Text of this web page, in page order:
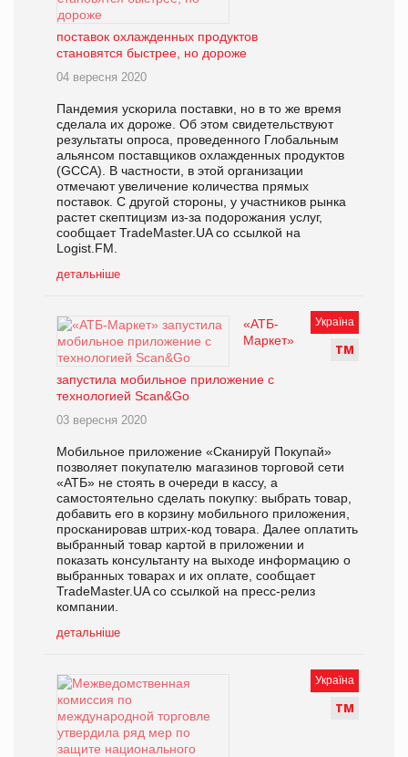
поставок охлажденных продуктов
становятся быстрее, но дороже
04 вересня 2020
Пандемия ускорила поставки, но в то же время
сделала их дороже. Об этом свидетельствуют
результаты опроса, проведенного Глобальным
альянсом поставщиков охлажденных продуктов
(GCCA). В частности, в этой организации
отмечают увеличение количества прямых
поставок. С другой стороны, у участников рынка
растет скептицизм из-за подорожания услуг,
сообщает TradeMaster.UA со ссылкой на
Logist.FM.
детальніше
Україна
ТМ
«АТБ-
Маркет»
запустила мобильное приложение с
технологией Scan&Go
03 вересня 2020
Мобильное приложение «Сканируй Покупай»
позволяет покупателю магазинов торговой сети
«АТБ» не стоять в очереди в кассу, а
самостоятельно сделать покупку: выбрать товар,
добавить его в корзину мобильного приложения,
просканировав штрих-код товара. Далее оплатить
выбранный товар картой в приложении и
показать консультанту на выходе информацию о
выбранных товарах и их оплате, сообщает
TradeMaster.UA со ссылкой на пресс-релиз
компании.
детальніше
Україна
ТМ